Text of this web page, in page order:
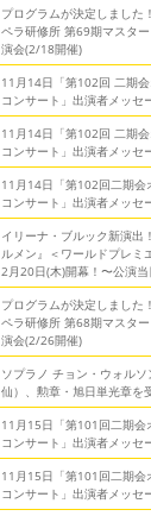
プログラムが決定しました
ペラ研修所 第69期マスタ
演会(2/18開催)
11月14日「第102回 二期
コンサート」出演者メッセ
11月14日「第102回 二期
コンサート」出演者メッセ
11月14日「第102回二期会
コンサート」出演者メッセ
イリーナ・ブルック新演出
ルメン』＜ワールドプレミ
2月20日(木)開幕！〜公演
プログラムが決定しました
ペラ研修所 第68期マスタ
演会(2/26開催)
ソプラノ チョン・ウォルソ
仙）、勲章・旭日単光章を
11月15日「第101回二期会
コンサート」出演者メッセ
11月15日「第101回二期会
コンサート」出演者メッセ